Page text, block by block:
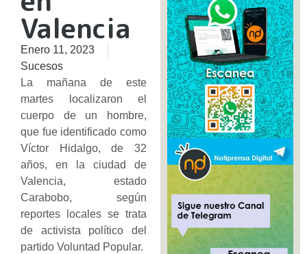
Valencia
Enero 11, 2023
Sucesos
La mañana de este
martes localizaron el
cuerpo de un hombre,
que fue identificado como
Víctor Hidalgo, de 32
años, en la ciudad de
Valencia, estado
Carabobo, según
reportes locales se trata
de activista político del
partido Voluntad Popular.